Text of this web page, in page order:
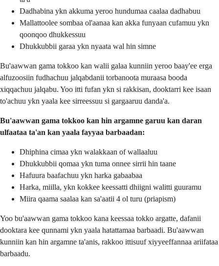
Dadhabina ykn akkuma yeroo hundumaa caalaa dadhabuu
Mallattoolee sombaa ol'aanaa kan akka funyaan cufamuu ykn
qoonqoo dhukkessuu
Dhukkubbii garaa ykn nyaata wal hin simne
Bu'aawwan gama tokkoo kan walii galaa kunniin yeroo baay'ee erga
alfuzoosiin fudhachuu jalqabdanii torbanoota muraasa booda
xiqqachuu jalqabu. Yoo itti fufan ykn si rakkisan, dooktarri kee isaan
to'achuu ykn yaala kee sirreessuu si gargaaruu danda'a.
Bu'aawwan gama tokkoo kan hin argamne garuu kan daran
ulfaataa ta'an kan yaala fayyaa barbaadan:
Dhiphina cimaa ykn walakkaan of wallaaluu
Dhukkubbii qomaa ykn tuma onnee sirrii hin taane
Hafuura baafachuu ykn harka gabaabaa
Harka, miilla, ykn kokkee keessatti dhiigni walitti guuramu
Miira qaama saalaa kan sa'aatii 4 ol turu (priapism)
Yoo bu'aawwan gama tokkoo kana keessaa tokko argatte, dafanii
dooktara kee qunnami ykn yaala hatattamaa barbaadi. Bu'aawwan
kunniin kan hin argamne ta'anis, rakkoo ittisuuf xiyyeeffannaa ariifataa
barbaadu.